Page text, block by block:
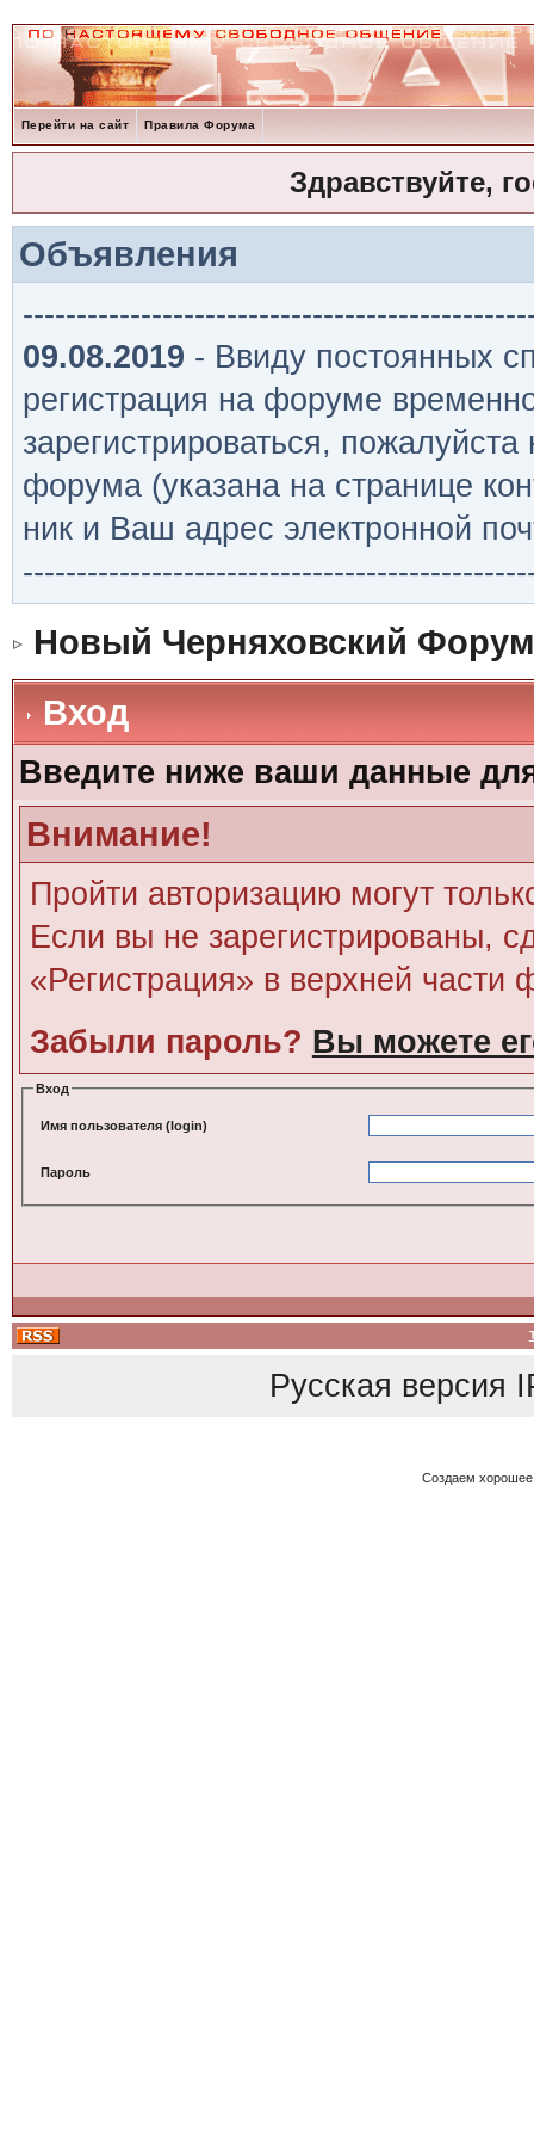
Перейти на сайт Правила Форума
Здравствуйте,
Объявления
09.08.2019 - Ввиду постоянных
регистрация на форуме
зарегистрироваться,
форума (указана на странице
ник и Ваш адрес электронной
Новый Черняховский Форум
Вход
Введите ниже ваши данные
Внимание!
Пройти авторизацию могут
Если вы не зарегистрированы,
«Регистрация» в верхней части
Забыли пароль? Вы можете
Вход
Имя пользователя (login)
Пароль
Русская версия
Создаем